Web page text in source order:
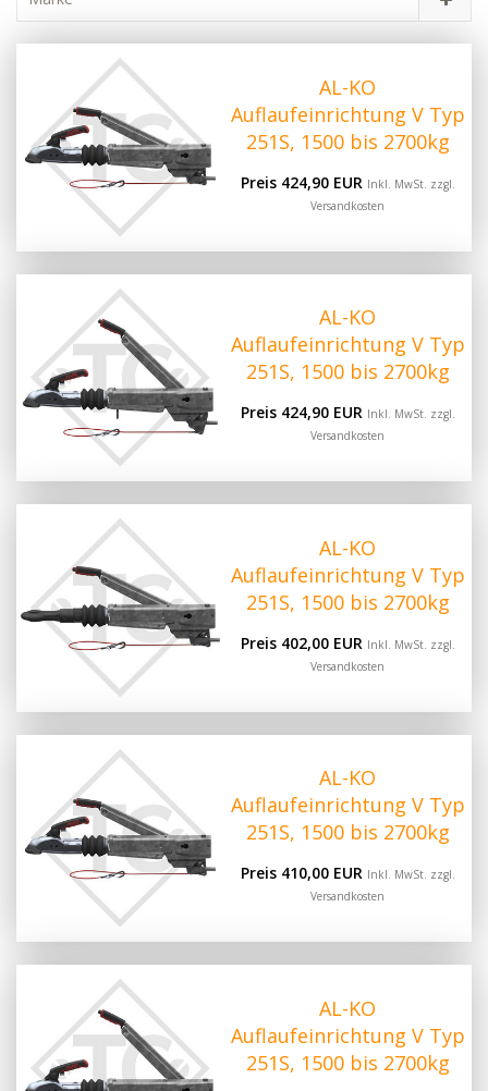
AL-KO
Auflaufeinrichtung V Typ
251S, 1500 bis 2700kg
Preis 424,90 EUR Inkl. MwSt. zzgl.
Versandkosten
AL-KO
Auflaufeinrichtung V Typ
251S, 1500 bis 2700kg
Preis 424,90 EUR Inkl. MwSt. zzgl.
Versandkosten
AL-KO
Auflaufeinrichtung V Typ
251S, 1500 bis 2700kg
Preis 402,00 EUR Inkl. MwSt. zzgl.
Versandkosten
AL-KO
Auflaufeinrichtung V Typ
251S, 1500 bis 2700kg
Preis 410,00 EUR Inkl. MwSt. zzgl.
Versandkosten
AL-KO
Auflaufeinrichtung V Typ
251S, 1500 bis 2700kg